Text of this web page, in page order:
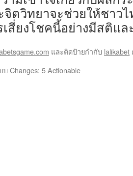
จิตวิทยาจะช่วยให้ชาว
เสี่ยงโชคนี้อย่างมีสติแ
และติดป้ายกำกับ lalikabet
บ Changes: 5 Actionable